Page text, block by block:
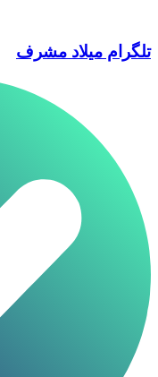
تلگرام میلاد مشرف